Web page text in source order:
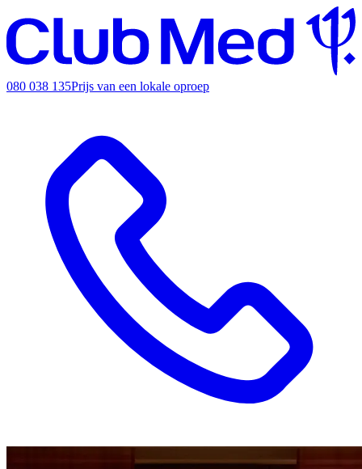
080 038 135Prijs van een lokale oproep